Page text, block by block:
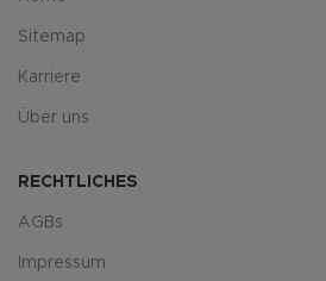
Sitemap
Karriere
Über uns
RECHTLICHES
AGBs
Impressum